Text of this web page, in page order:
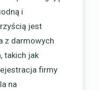
i
jest
z darmowych
takich jak
firmy
na